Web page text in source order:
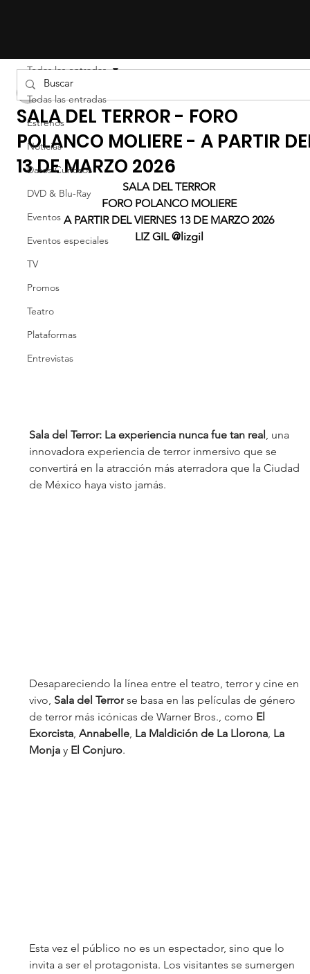
Todas las entradas
Estrenos
Noticias
Datos Curiosos
DVD & Blu-Ray
Eventos
Eventos especiales
TV
Promos
Teatro
Plataformas
Entrevistas
Todas las entradas
SALA DEL TERROR - FORO
POLANCO MOLIERE - A PARTIR
13 DE MARZO 2026
SALA DEL TERROR
FORO POLANCO MOLIERE
A PARTIR DEL VIERNES 13 DE MARZO 2026
LIZ GIL @lizgil
Sala del Terror: La experiencia nunca fue tan real, una
innovadora experiencia de terror inmersivo que se
convertirá en la atracción más aterradora que la Ciudad
de México haya visto jamás.
Desapareciendo la línea entre el teatro, terror y cine en
vivo, Sala del Terror se basa en las películas de género
de terror más icónicas de Warner Bros., como El
Exorcista , Annabelle La Maldición de La Llorona La
Monja y El Conjuro.
Esta vez el público no es un espectador, sino que lo
invita a ser el protagonista. Los visitantes se sumergen